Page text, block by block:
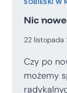
SOBIESKI W
Nic
22 listopada
Czy po
możemy